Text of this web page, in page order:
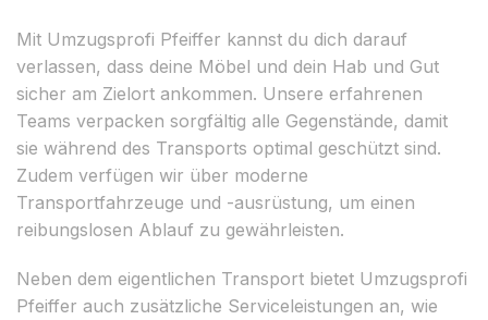
Mit Umzugsprofi Pfeiffer kannst du dich darauf
verlassen, dass deine Möbel und dein Hab und Gut
sicher am Zielort ankommen. Unsere erfahrenen
Teams verpacken sorgfältig alle Gegenstände, damit
sie während des Transports optimal geschützt sind.
Zudem verfügen wir über moderne
Transportfahrzeuge und -ausrüstung, um einen
reibungslosen Ablauf zu gewährleisten.
Neben dem eigentlichen Transport bietet Umzugsprofi
Pfeiffer auch zusätzliche Serviceleistungen an, wie